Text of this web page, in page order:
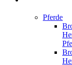
Pferde